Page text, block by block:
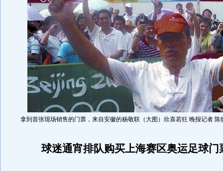
拿到首张现场销售的门票，来自安徽的杨敬联（大图）欣喜若狂 晚报记者 陈
球迷通宵排队购买上海赛区奥运足球门